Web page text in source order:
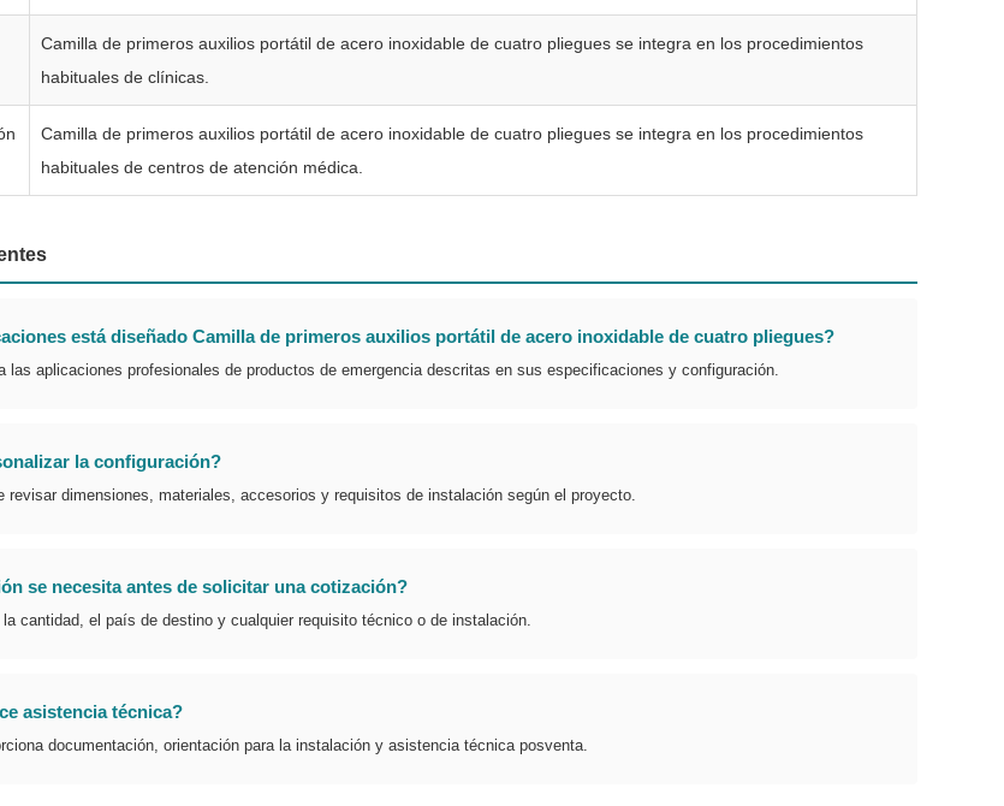
Camilla de primeros auxilios portátil de acero inoxidable de cuatro pliegues se integra en los procedimientos
habituales de clínicas.
Camilla de primeros auxilios portátil de acero inoxidable de cuatro pliegues se integra en los procedimientos
habituales de centros de atención médica.
está diseñado Camilla de primeros auxilios portátil de acero inoxidable de cuatro pliegues?
las aplicaciones profesionales de productos de emergencia descritas en sus especificaciones y configuración.
la configuración?
revisar dimensiones, materiales, accesorios y requisitos de instalación según el proyecto.
se necesita antes de solicitar una cotización?
cantidad, el país de destino y cualquier requisito técnico o de instalación.
asistencia técnica?
documentación, orientación para la instalación y asistencia técnica posventa.